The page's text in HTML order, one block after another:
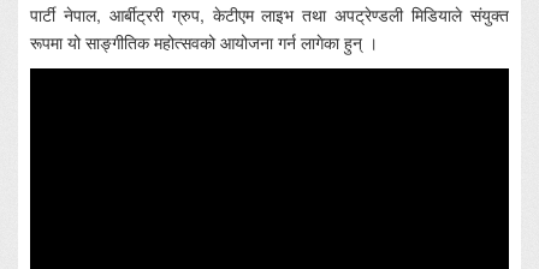
पार्टी नेपाल, आर्बीट्ररी ग्रुप, केटीएम लाइभ तथा अपट्रेण्डली मिडियाले संयुक्त
रूपमा यो साङ्गीतिक महोत्सवको आयोजना गर्न लागेका हुन् ।